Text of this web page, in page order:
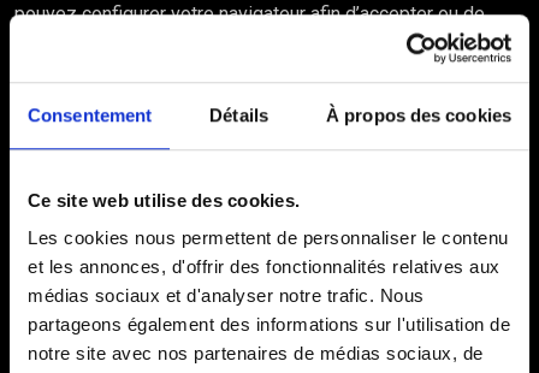
Consentement Détails À propos des cookies
Ce site web utilise des cookies.
Les cookies nous permettent de personnaliser le contenu
et les annonces, d'offrir des fonctionnalités relatives aux
médias sociaux et d'analyser notre trafic. Nous
partageons également des informations sur l'utilisation de
notre site avec nos partenaires de médias sociaux, de
pouvez configurer votre navigateur afin d’accepter ou de
bloquer les cookies. La manière d’activer ou non les cookies
et de les supprimer dépend de votre appareil et de votre
Vous pouvez à tout moment supprimer les cookies déjà
Tout paramétrage que vous pouvez entreprendre sera
susceptible de modifier votre navigation sur Internet et vos
conditions d’accès à certains services nécessitant
l’utilisation de cookies.
Vous pouvez configurer votre logiciel de navigation de